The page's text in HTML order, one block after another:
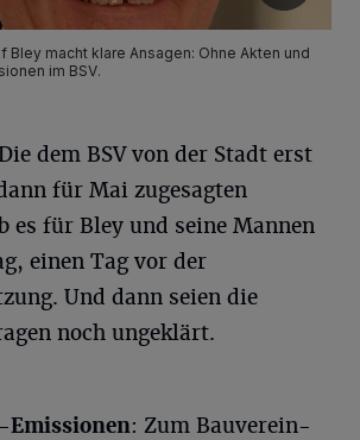
Bley macht klare Ansagen: Ohne Akten und
im BSV.
dem BSV von der Stadt erst
für Mai zugesagten
es für Bley und seine Mannen
einen Tag vor der
Und dann seien die
noch ungeklärt.
Emissionen: Zum Bauverein-